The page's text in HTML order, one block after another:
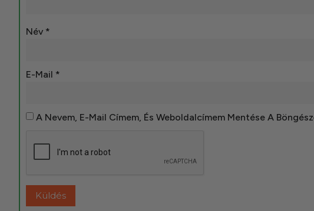
Név *
E-Mail *
A Nevem, E-Mail Címem, És Weboldalcímem Mentése A